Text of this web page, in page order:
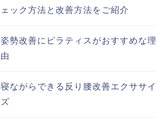
ェック方法と改善方法をご紹介
姿勢改善にピラティスがおすすめな理
由
寝ながらできる反り腰改善エクササイ
ズ